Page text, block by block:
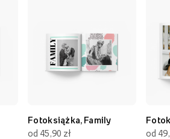
Fotoksiążka, Family
od 45,90 zł
od